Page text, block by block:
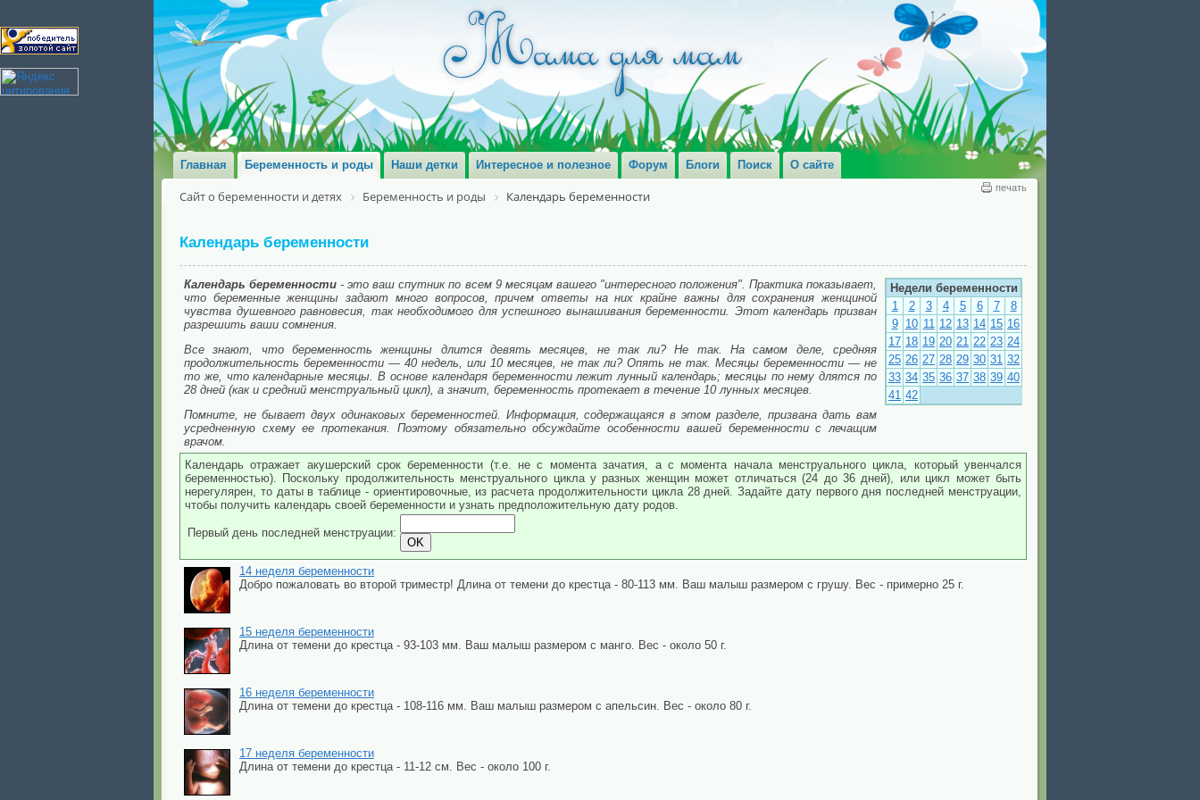
Главная Беременность и роды Наши детки Интересное и полезное Форум Блоги Поиск О сайте
печать
Сайт о беременности и детях Беременность и роды Календарь беременности
Календарь беременности
Календарь беременности - это ваш спутник по всем 9 месяцам вашего "интересного положения". Практика показывает,
что беременные женщины задают много вопросов, причем ответы на них крайне важны для сохранения женщиной
чувства душевного равновесия, так необходимого для успешного вынашивания беременности. Этот календарь призван
разрешить ваши сомнения.
Все знают, что беременность женщины длится девять месяцев, не так ли? Не так. На самом деле, средняя
продолжительность беременности — 40 недель, или 10 месяцев, не так ли? Опять не так. Месяцы беременности — не
то же, что календарные месяцы. В основе календаря беременности лежит лунный календарь; месяцы по нему длятся по
28 дней (как и средний менструальный цикл), а значит, беременность протекает в течение 10 лунных месяцев.
Помните, не бывает двух одинаковых беременностей. Информация, содержащаяся в этом разделе, призвана дать вам
усредненную схему ее протекания. Поэтому обязательно обсуждайте особенности вашей беременности с лечащим
врачом.
Недели беременности
1
2 3 4 5 6 7
8
9
10 11 12 13 14 15 16
17 18 19 20 21 22 23 24
25 26 27 28 29 30 31 32
33 34 35 36 37 38 39 40
41 42
Календарь отражает акушерский срок беременности (т.е. не с момента зачатия, а с момента начала менструального цикла, который увенчался
беременностью). Поскольку продолжительность менструального цикла у разных женщин может отличаться (24 до 36 дней), или цикл может быть
нерегулярен, то даты в таблице - ориентировочные, из расчета продолжительности цикла 28 дней. Задайте дату первого дня последней менструации,
чтобы получить календарь своей беременности и узнать предположительную дату родов.
Первый день последней менструации:
14 неделя беременности
Добро пожаловать во второй триместр! Длина от темени до крестца - 80-113 мм. Ваш малыш размером с грушу. Вес - примерно 25 г.
15 неделя беременности
Длина от темени до крестца - 93-103 мм. Ваш малыш размером с манго. Вес - около 50 г.
16 неделя беременности
Длина от темени до крестца - 108-116 мм. Ваш малыш размером с апельсин. Вес - около 80 г.
17 неделя беременности
Длина от темени до крестца - 11-12 см. Вес - около 100 г.